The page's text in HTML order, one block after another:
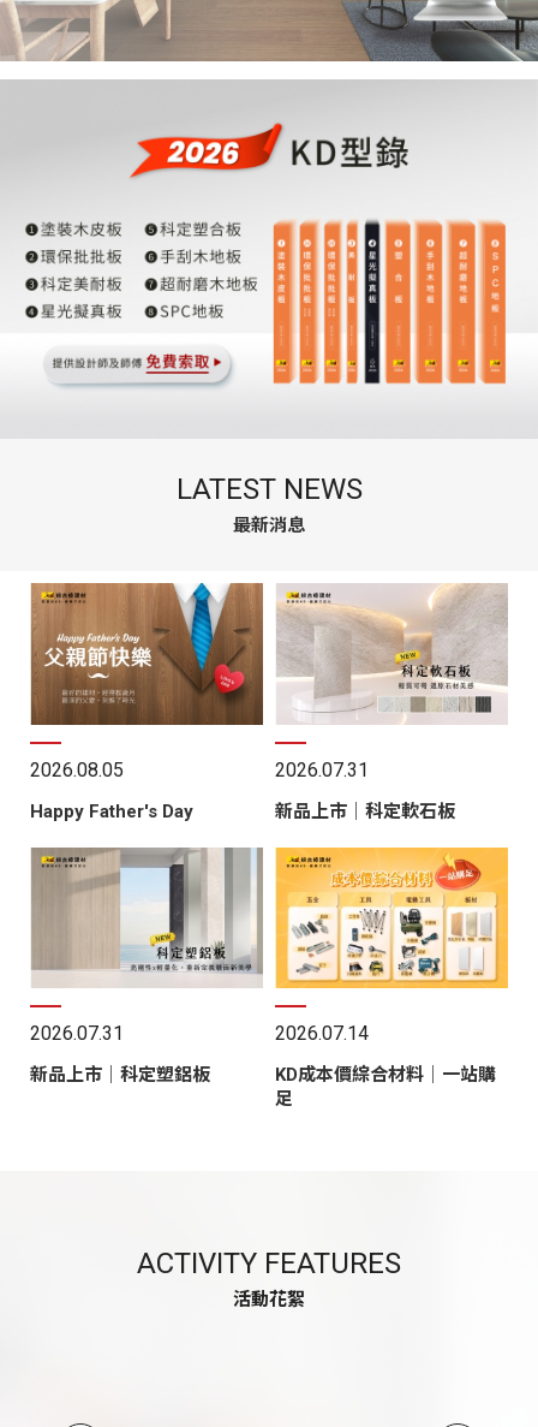
LATEST NEWS
最新消息
2026.08.05
Happy Father's Day
2026.07.31
新品上市｜科定軟石板
2026.07.31
新品上市｜科定塑鋁板
2026.07.14
KD成本價綜合材料｜一站購
足
ACTIVITY FEATURES
活動花絮